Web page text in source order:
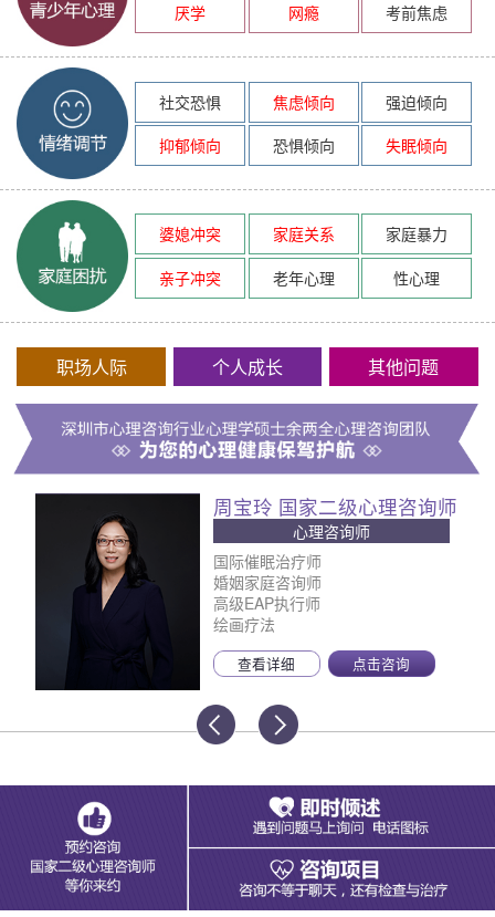
厌学
网瘾 考前焦虑
社交恐惧 焦虑倾向
强迫倾向
抑郁倾向
恐惧倾向 失眠倾向
婆媳冲突 家庭关系
家庭暴力
亲子冲突
老年心理 性心理
职场人际 个人成长 其他问题
周宝玲 国家二级心理咨询师
心理咨询师
国际催眠治疗师
婚姻家庭咨询师
高级EAP执行师
绘画疗法
查看详细 点击咨询